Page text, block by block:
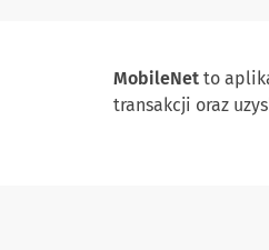
MobileNet to
transakcji oraz